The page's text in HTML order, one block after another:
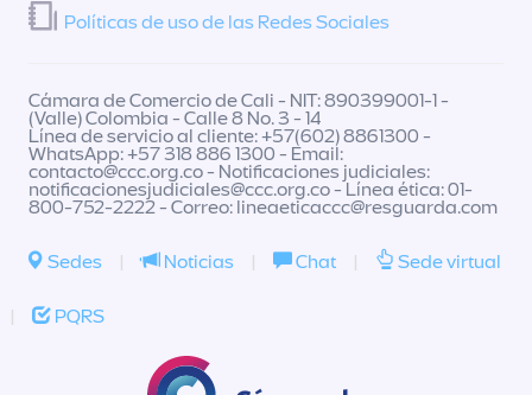
Políticas de uso de las Redes Sociales
Cámara de Comercio de Cali - NIT: 890399001-1 -
(Valle) Colombia - Calle 8 No. 3 - 14
Línea de servicio al cliente: +57(602) 8861300 -
WhatsApp: +57 318 886 1300 - Email:
contacto@ccc.org.co- Notificaciones judiciales:
notificacionesjudiciales@ccc.org.co- Línea ética: 01-
800-752-2222 - Correo: lineaeticaccc@resguarda.com
Sedes | Noticias | Chat | Sede virtual
| PQRS